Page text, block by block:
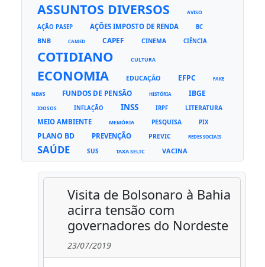
ASSUNTOS DIVERSOS AVISO
AÇÃO PASEP AÇÕES IMPOSTO DE RENDA BC
BNB CAMED CAPEF CINEMA CIÊNCIA
COTIDIANO CULTURA
ECONOMIA EDUCAÇÃO EFPC FAKE
NEWS FUNDOS DE PENSÃO HISTÓRIA IBGE
IDOSOS INFLAÇÃO INSS IRPF LITERATURA
MEIO AMBIENTE MEMÓRIA PESQUISA PIX
PLANO BD PREVENÇÃO PREVIC REDES SOCIAIS
SAÚDE SUS TAXA SELIC VACINA
Visita de Bolsonaro à Bahia
acirra tensão com
governadores do Nordeste
23/07/2019